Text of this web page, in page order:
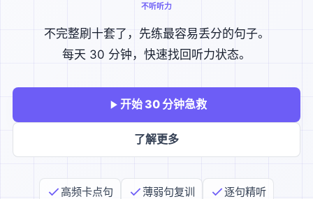
不听听力
不完整刷十套了，先练最容易丢分的句子。
每天 30 分钟，快速找回听力状态。
开始 30 分钟急救
了解更多
高频卡点句 薄弱句复训 逐句精听